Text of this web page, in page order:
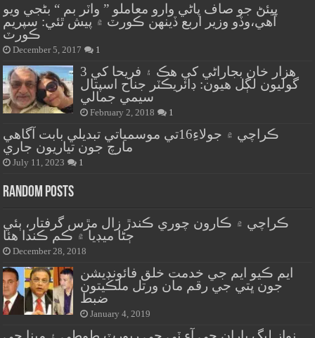
پيئڻ جو صاف پاڻي وارو معاملو ” واٽر بم “ بڻجي ويو
آهي،وڏو وزير اربع ڏينهن ڪورٽ ۾ پيش ٿئي: سپريم
ڪورٽ
December 5, 2017 1
هزار خان بجاراڻي کي هڪ ۽ فريحا کي 3
گوليون لڳل هيون: ڊائريڪٽر جناح اسپتال
سيمي جمالي
February 2, 2018 1
ڪراچي ۾ جولاءِ16تي موسمياتي تبديلي بابت آگاهي
مارچ جون تياريون جاري
July 11, 2023 1
Random Posts
ڪراچي ۾ ڪارون چوري ڪندڙ زال مڙس گرفتار، ٻئي
ڄڻا ميڊيا ۾ ڪم ڪندا هئا
December 28, 2018
ايم ڪيو ايم جي خدمت خلق فائونڊيشن
جون ڀتي جي رقم مان ورتل ملڪيتون
ضبط
January 4, 2019